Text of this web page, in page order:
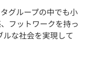
グループの中でも小
フットワークを持っ
な社会を実現して